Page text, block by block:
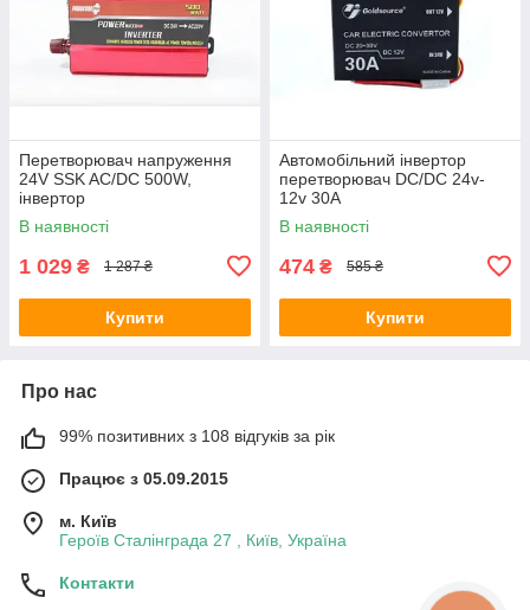
Перетворювач напруження
24V SSK AC/DC 500W,
інвертор
В наявності
1 029 ₴ 1 287 ₴
Купити
Автомобільний інвертор
перетворювач DC/DC 24v-
12v 30A
В наявності
474 ₴ 585 ₴
Купити
Про нас
99% позитивних з 108 відгуків за рік
Працює з 05.09.2015
м. Київ
Героїв Сталінграда 27 , Київ, Україна
Контакти